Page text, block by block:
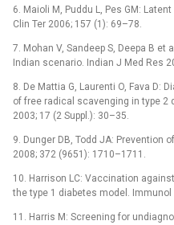
6. Maioli M, Puddu L, Pes GM:
Clin Ter 2006; 157 (1): 69–78.
7. Mohan V, Sandeep S, Deepa B et
Indian scenario. Indian J Med Res
8. De Mattia G, Laurenti O, Fava D:
of free radical scavenging in type 2
2003; 17 (2 Suppl.): 30–35.
9. Dunger DB, Todd JA: Prevention
2008; 372 (9651): 1710–1711.
10. Harrison LC: Vaccination
the type 1 diabetes model.
11. Harris M: Screening for